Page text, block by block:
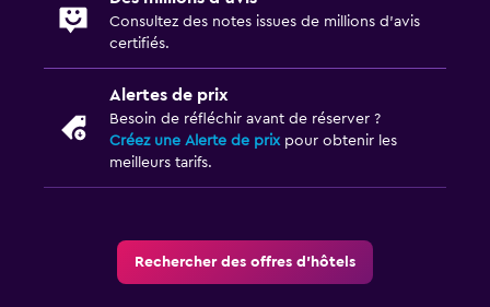
Télévision
Mobilier d’extérieur
Terrasse/Patio
Balcon
Consultez des notes issues de millions d’avis
certifiés.
Alertes de prix
Besoin de réfléchir avant de réserver ?
Créez une Alerte de prix pour obtenir les
meilleurs tarifs.
Rechercher des offres d’hôtels